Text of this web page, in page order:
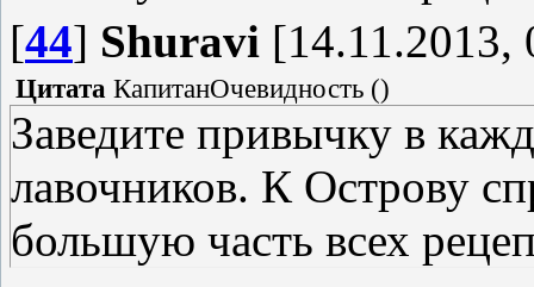
[44] Shuravi [14.11.2013,
Цитата КапитанОчевидность ()
Заведите привычку в
лавочников. К Острову
большую часть всех